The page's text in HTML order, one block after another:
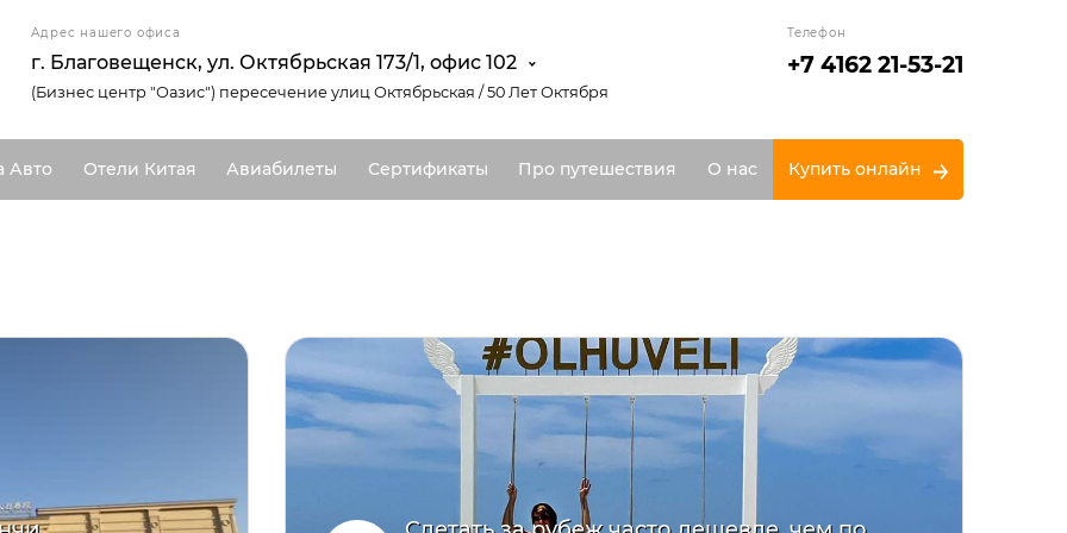
Адрес нашего офиса
г. Благовещенск, ул. Октябрьская 173/1, офис 102
(Бизнес центр "Оазис") пересечение улиц Октябрьская / 50 Лет Октября
Телефон
+7 4162 21-53-21
Авто Авиабилеты
Отели Китая Сертификаты Про путешествия О нас Купить онлайн